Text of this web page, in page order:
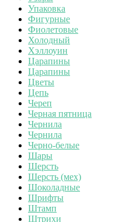
Упаковка
Фигурные
Фиолетовые
Холодный
Хэллоуин
Царапины
Царапины
Цветы
Цепь
Череп
Черная пятница
Чернила
Чернила
Черно-белые
Шары
Шерсть
Шерсть (мех)
Шоколадные
Шрифты
Штамп
Штрихи